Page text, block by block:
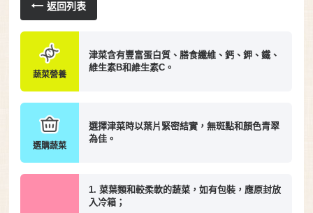
返回列表
蔬菜營養
津菜含有豐富蛋白質、膳食纖維、鈣、鉀、鐵、
維生素B和維生素C。
選購蔬菜
選擇津菜時以葉片緊密結實，無斑點和顏色青翠
為佳。
1. 菜葉類和較柔軟的蔬菜，如有包裝，應原封放
入冷箱；